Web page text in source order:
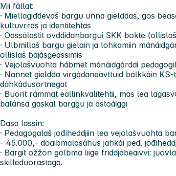
Mii fállat:
· Miellagiddevaš bargu unna gielddas, gos
kultuvrras ja identitehtas
· Oassálastit ovddidanbargui SKK bokte
· Ulbmillaš bargu gielain ja lohkamiin
ollislaš bajásgeassimis
· Vejolašvuohta hábmet mánáidgárddi
· Nannet gieldda virgádaneavttuid bálkkáin
dáhkádusortnegat
· Buorit rámmat eallinkvalitehtii, mas lea
balánsa gaskal barggu ja astoáiggi
Dasa lassin:
· Pedagogalaš jođiheddjiin lea vejolašvuohta
- 45.000,- doaibmalasáhus jahkái ped.
· Bargit ožžon golbma liige friddjabeaivvi:
skilleduorastaga.